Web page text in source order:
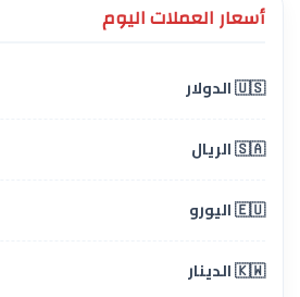
أسعار العملات اليوم
🇺🇸 الدولار
🇸🇦 الريال
🇪🇺 اليورو
🇰🇼 الدينار